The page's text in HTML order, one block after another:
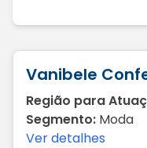
Vanibele
Região para
Segmento: Moda
Ver detalhes